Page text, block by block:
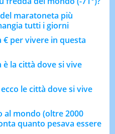
maratoneta più
tutti i giorni
€ per vivere in questa
la città dove si vive
le città dove si vive
al mondo (oltre 2000
quanto pesava essere